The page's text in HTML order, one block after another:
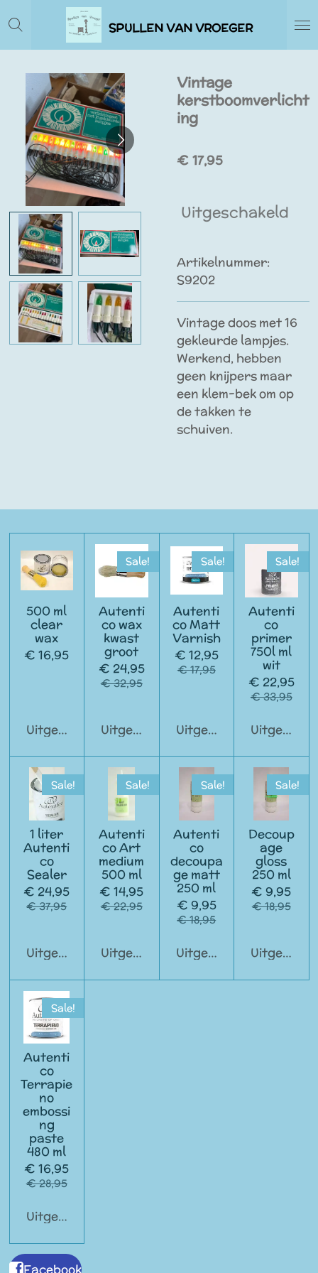
Ga
direct
naar
hoofdinhoud
SPULLEN VAN VROEGER
Vintage
kerstboomverlicht
ing
€ 17,95
Uitgeschakeld
Artikelnummer:
S9202
Vintage doos met 16
gekleurde lampjes.
Werkend, hebben
geen knijpers maar
een klem-bek om op
de takken te
schuiven.
500 ml
clear
wax
€ 16,95
Uitgeschakeld
Sale!
Autenti
co wax
kwast
groot
€ 24,95
€ 32,95
Uitgeschakeld
Sale!
Autenti
co Matt
Varnish
€ 12,95
€ 17,95
Uitgeschakeld
Sale!
Autenti
co
primer
750l ml
wit
€ 22,95
€ 33,95
Sale!
1 liter
Autenti
co
Sealer
€ 24,95
€ 37,95
Uitgeschakeld
Sale!
Autenti
co Art
medium
500 ml
€ 14,95
€ 22,95
Uitgeschakeld
Sale!
Autenti
co
decoupa
ge matt
250 ml
€ 9,95
€ 18,95
Uitgeschakeld
Sale!
Decoup
age
gloss
250 ml
€ 9,95
€ 18,95
Sale!
Autenti
co
Terrapie
no
embossi
ng
paste
480 ml
€ 16,95
€ 28,95
Uitgeschakeld
Facebook